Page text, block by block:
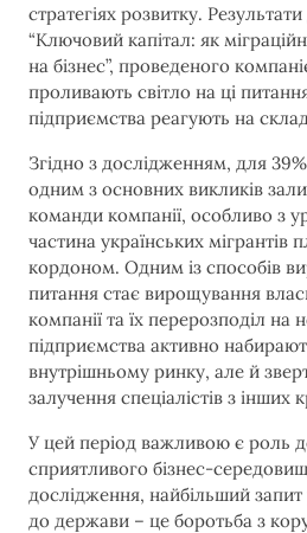
стратегіях розвитку.
“Ключовий капітал: як
на бізнес”, проведеного
проливають світло на ці
підприємства реагують на
Згідно з дослідженням, для
одним з основних викликів
команди компанії, особливо з
частина українських мігрантів
кордоном. Одним із способів
питання стає вирощування
компанії та їх перерозподіл на
підприємства активно
внутрішньому ринку, але й
залучення спеціалістів з інших
У цей період важливою є роль
сприятливого бізнес-
дослідження, найбільший запит
до держави – це боротьба з